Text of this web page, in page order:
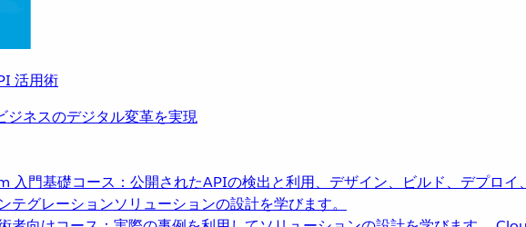
活用術
ネスのデジタル変革を実現
入門基礎コース：公開されたAPIの検出と利用、デザイン、ビルド、デプロイ
グレーションソリューションの設計を学びます。